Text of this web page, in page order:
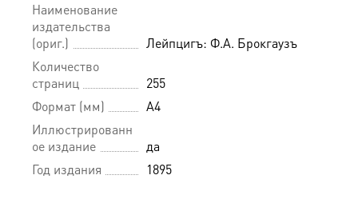
Наименование
издательства
(ориг.)
Лейпцигъ: Ф.А. Брокгаузъ
Количество
страниц
255
Формат (мм)
A4
Иллюстрированн
ое издание
да
Год издания
1895